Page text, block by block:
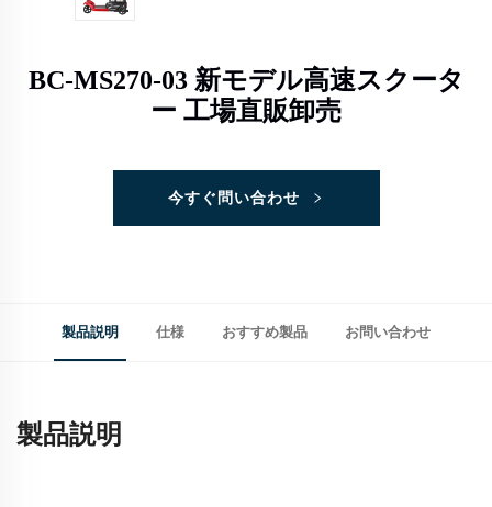
BC-MS270-03 新モデル高速スクータ
ー 工場直販卸売
今すぐ問い合わせ
製品説明 仕様 おすすめ製品 お問い合わせ
製品説明